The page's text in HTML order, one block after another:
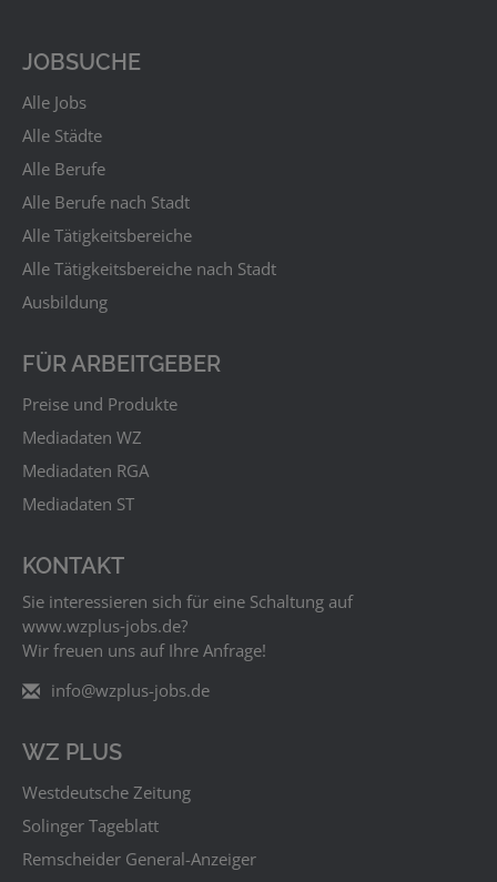
JOBSUCHE
Alle Jobs
Alle Städte
Alle Berufe
Alle Berufe nach Stadt
Alle Tätigkeitsbereiche
Alle Tätigkeitsbereiche nach Stadt
Ausbildung
FÜR ARBEITGEBER
Preise und Produkte
Mediadaten WZ
Mediadaten RGA
Mediadaten ST
KONTAKT
Sie interessieren sich für eine Schaltung auf
www.wzplus‑jobs.de?
Wir freuen uns auf Ihre Anfrage!
info@wzplus-jobs.de
WZ PLUS
Westdeutsche Zeitung
Solinger Tageblatt
Remscheider General-Anzeiger